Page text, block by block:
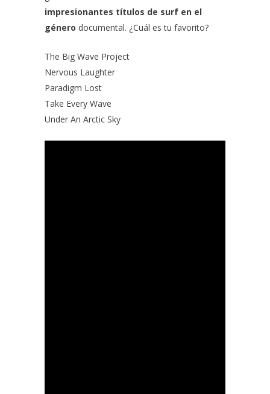
impresionantes títulos de surf en el
género documental. ¿Cuál es tu favorito?
The Big Wave Project
Nervous Laughter
Paradigm Lost
Take Every Wave
Under An Arctic Sky